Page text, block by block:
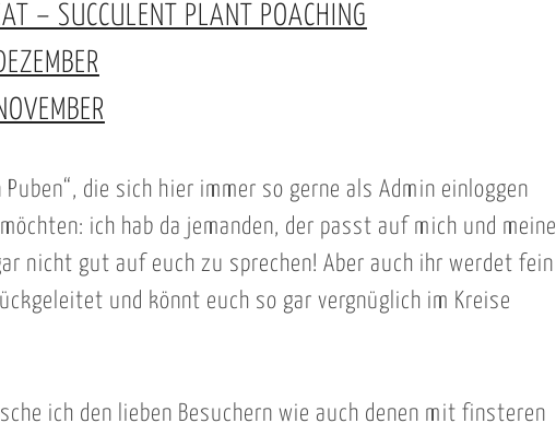
– SUCCULENT PLANT POACHING
Puben“, die sich hier immer so gerne als Admin einloggen
ich hab da jemanden, der passt auf mich und meine
nicht gut auf euch zu sprechen! Aber auch ihr werdet fein
und könnt euch so gar vergnüglich im Kreise
ich den lieben Besuchern wie auch denen mit finsteren